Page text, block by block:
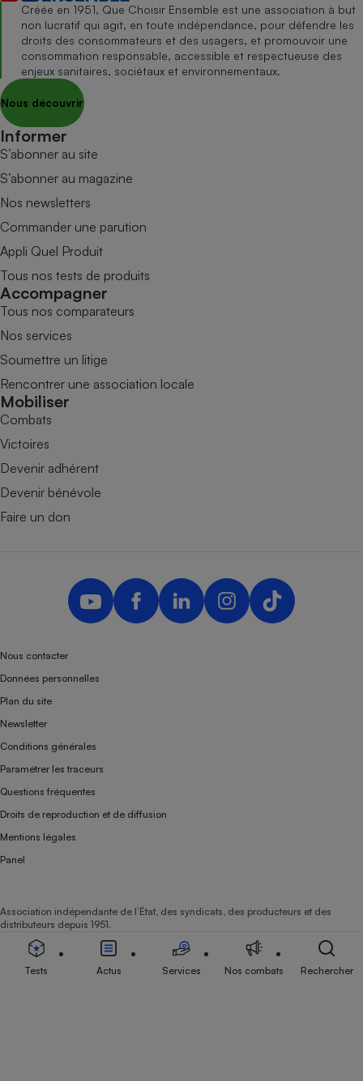
Créée en 1951, Que Choisir Ensemble est une association à but
non lucratif qui agit, en toute indépendance, pour défendre les
droits des consommateurs et des usagers, et promouvoir une
consommation responsable, accessible et respectueuse des
enjeux sanitaires, sociétaux et environnementaux.
Nous découvrir
Informer
S’abonner au site
S’abonner au magazine
Nos newsletters
Commander une parution
Appli Quel Produit
Tous nos tests de produits
Accompagner
Tous nos comparateurs
Nos services
Soumettre un litige
Rencontrer une association locale
Mobiliser
Combats
Victoires
Devenir adhérent
Devenir bénévole
Faire un don
Nous contacter
Données personnelles
Plan du site
Newsletter
Conditions générales
Paramétrer les traceurs
Questions fréquentes
Droits de reproduction et de diffusion
Mentions légales
Panel
Association indépendante de l’État, des syndicats, des producteurs et des
distributeurs depuis 1951.
Tests Actus Services Nos combats Rechercher